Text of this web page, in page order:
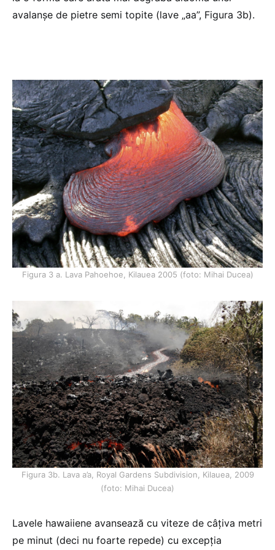
avalanșe de pietre semi topite (lave „aa”, Figura 3b).
Figura 3 a. Lava Pahoehoe, Kilauea 2005 (foto: Mihai Ducea)
Figura 3b. Lava a’a, Royal Gardens Subdivision, Kilauea, 2009
(foto: Mihai Ducea)
Lavele hawaiiene avansează cu viteze de câțiva metri
pe minut (deci nu foarte repede) cu excepția